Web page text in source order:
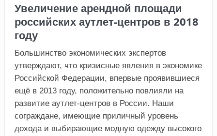
Увеличение арендной площади
российских аутлет-центров в 2018
году
Большинство экономических экспертов
утверждают, что кризисные явления в экономике
Российской Федерации, впервые проявившиеся
ещё в 2013 году, положительно повлияли на
развитие аутлет-центров в России. Наши
сограждане, имеющие приличный уровень
дохода и выбирающие модную одежду высокого